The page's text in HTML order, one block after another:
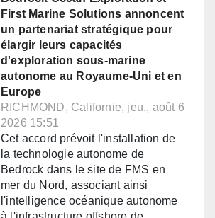
First Marine Solutions annoncent
un partenariat stratégique pour
élargir leurs capacités
d'exploration sous-marine
autonome au Royaume-Uni et en
Europe
RICHMOND, Californie, jeu., août 6
2026 15:51
Cet accord prévoit l'installation de
la technologie autonome de
Bedrock dans le site de FMS en
mer du Nord, associant ainsi
l'intelligence océanique autonome